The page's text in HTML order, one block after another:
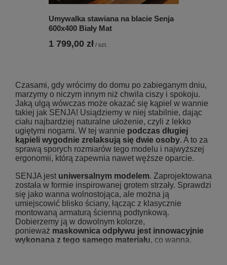
Umywalka stawiana na blacie Senja
600x400 Biały Mat
1 799,00 zł / szt.
Czasami, gdy wrócimy do domu po zabieganym dniu,
marzymy o niczym innym niż chwila ciszy i spokoju.
Jaką ulgą wówczas może okazać się kąpiel w wannie
takiej jak SENJA! Usiądziemy w niej stabilnie, dając
ciału najbardziej naturalne ułożenie, czyli z lekko
ugiętymi nogami. W tej wannie podczas długiej
kąpieli wygodnie zrelaksują się dwie osoby. A to za
sprawą sporych rozmiarów tego modelu i najwyższej
ergonomii, którą zapewnia nawet węższe oparcie.
SENJA jest uniwersalnym modelem. Zaprojektowana
została w formie inspirowanej grotem strzały. Sprawdzi
się jako wanna wolnostojąca, ale można ją
umiejscowić blisko ściany, łącząc z klasycznie
montowaną armaturą ścienną podtynkową.
Dobierzemy ją w dowolnym kolorze,
ponieważ maskownica odpływu jest innowacyjnie
wykonana z tego samego materiału, co wanna.